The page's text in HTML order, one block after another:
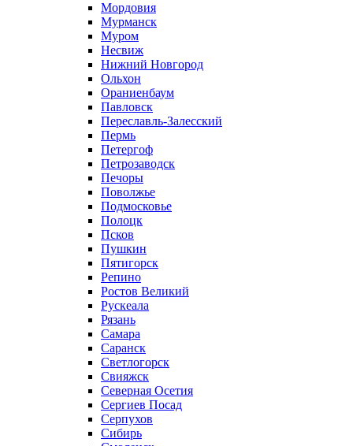
Мордовия
Мурманск
Муром
Несвиж
Нижний Новгород
Ольхон
Ораниенбаум
Павловск
Переславль-Залесский
Пермь
Петергоф
Петрозаводск
Печоры
Поволжье
Подмосковье
Полоцк
Псков
Пушкин
Пятигорск
Репино
Ростов Великий
Рускеала
Рязань
Самара
Саранск
Светлогорск
Свияжск
Северная Осетия
Сергиев Посад
Серпухов
Сибирь